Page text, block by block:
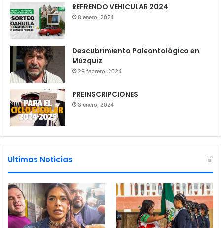
REFRENDO VEHICULAR 2024
8 enero, 2024
Descubrimiento Paleontológico en
Múzquiz
29 febrero, 2024
PREINSCRIPCIONES
8 enero, 2024
Ultimas Noticias